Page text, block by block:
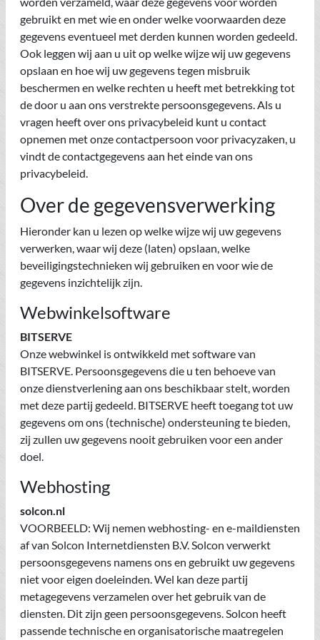
gebruikt en met wie en onder welke voorwaarden deze
gegevens eventueel met derden kunnen worden gedeeld.
Ook leggen wij aan u uit op welke wijze wij uw gegevens
opslaan en hoe wij uw gegevens tegen misbruik
beschermen en welke rechten u heeft met betrekking tot
de door u aan ons verstrekte persoonsgegevens. Als u
vragen heeft over ons privacybeleid kunt u contact
opnemen met onze contactpersoon voor privacyzaken, u
vindt de contactgegevens aan het einde van ons
privacybeleid.
Over de gegevensverwerking
Hieronder kan u lezen op welke wijze wij uw gegevens
verwerken, waar wij deze (laten) opslaan, welke
beveiligingstechnieken wij gebruiken en voor wie de
gegevens inzichtelijk zijn.
Webwinkelsoftware
BITSERVE
Onze webwinkel is ontwikkeld met software van
BITSERVE. Persoonsgegevens die u ten behoeve van
onze dienstverlening aan ons beschikbaar stelt, worden
met deze partij gedeeld. BITSERVE heeft toegang tot uw
gegevens om ons (technische) ondersteuning te bieden,
zij zullen uw gegevens nooit gebruiken voor een ander
doel.
Webhosting
solcon.nl
VOORBEELD: Wij nemen webhosting- en e-maildiensten
af van Solcon Internetdiensten B.V. Solcon verwerkt
persoonsgegevens namens ons en gebruikt uw gegevens
niet voor eigen doeleinden. Wel kan deze partij
metagegevens verzamelen over het gebruik van de
diensten. Dit zijn geen persoonsgegevens. Solcon heeft
passende technische en organisatorische maatregelen